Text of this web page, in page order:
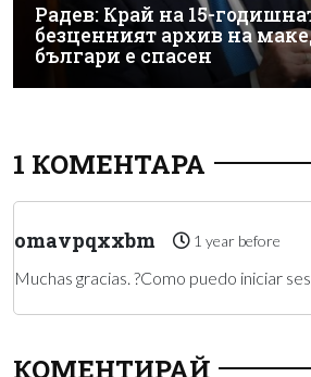
Радев: Край на 15-
безценният архив на
българи е спасен
1 КОМЕНТАРА
omavpqxxbm 1 year before
Muchas gracias. ?Como puedo iniciar
КОМЕНТИРАЙ